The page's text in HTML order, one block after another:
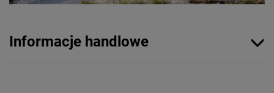
Informacje handlowe